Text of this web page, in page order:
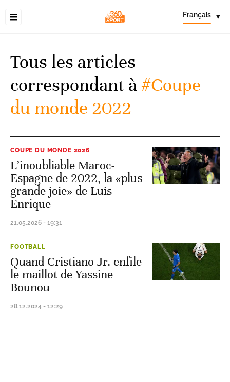
Français ▾
Tous les articles
correspondant à#Coupe
du monde 2022
COUPE DU MONDE 2026
L’inoubliable Maroc-
Espagne de 2022, la «plus
grande joie» de Luis
Enrique
21.05.2026 - 19:31
FOOTBALL
Quand Cristiano Jr. enfile
le maillot de Yassine
Bounou
28.12.2024 - 12:29